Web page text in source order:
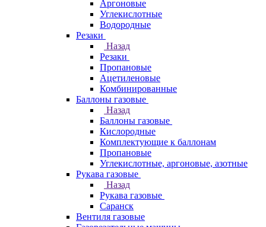
Аргоновые
Углекислотные
Водородные
Резаки
Назад
Резаки
Пропановые
Ацетиленовые
Комбинированные
Баллоны газовые
Назад
Баллоны газовые
Кислородные
Комплектующие к баллонам
Пропановые
Углекислотные, аргоновые, азотные
Рукава газовые
Назад
Рукава газовые
Саранск
Вентиля газовые